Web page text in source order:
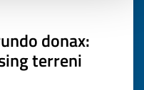
donax:
terreni